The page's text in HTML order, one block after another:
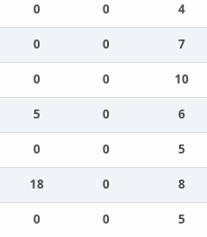
0 0
4
0 0
7
0 0
10
5 0
6
0 0
5
18 0
8
0 0
5